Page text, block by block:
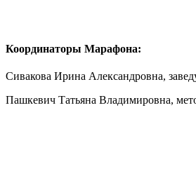
Координаторы Марафона:
Сивакова Ирина Александровна,
Пашкевич Татьяна Владимировна,